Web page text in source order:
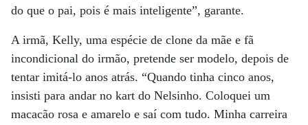
do que o pai, pois é mais inteligente”, garante.
A irmã, Kelly, uma espécie de clone da mãe e fã
incondicional do irmão, pretende ser modelo, depois de
tentar imitá-lo anos atrás. “Quando tinha cinco anos,
insisti para andar no kart do Nelsinho. Coloquei um
macacão rosa e amarelo e saí com tudo. Minha carreira